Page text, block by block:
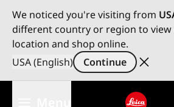
We noticed you're visiting from
different country or region to
location and shop online.
USA (English)
Continue